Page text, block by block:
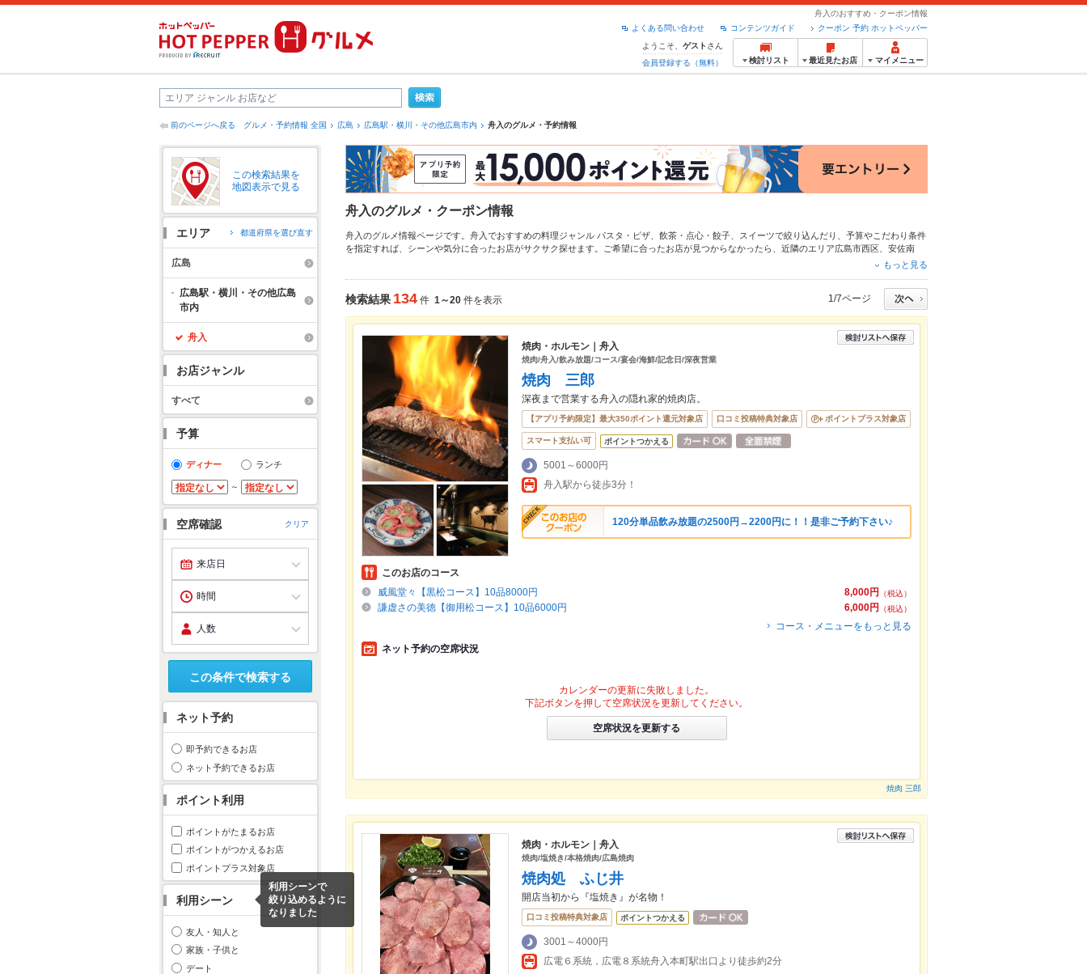
舟入のおすすめ・クーポン情報
クーポン 予約 ホットペッパー
コンテンツガイド
よくある問い合わせ
ようこそ、 ゲスト さん
会員登録する（無料）
検討リスト 最近見たお店 マイメニュー
前のページへ戻る グルメ・予約情報 全国 広島 広島駅・横川・その他広島市内 舟入のグルメ・予約情報
この検索結果を
地図表示で見る
エリア 都道府県を選び直す
広島
広島駅・横川・その他広島
市内
舟入
お店ジャンル
すべて
予算
ディナー ランチ
～
空席確認 クリア
この条件で検索する
ネット予約
即予約できるお店
ネット予約できるお店
ポイント利用
ポイントがたまるお店
ポイントがつかえるお店
ポイントプラス対象店
利用シーン
利用シーンで
絞り込めるように
なりました
友人・知人と
家族・子供と
デート
舟入のグルメ・クーポン情報
舟入のグルメ情報ページです。舟入でおすすめの料理ジャンル パスタ・ピザ 飲茶・点心・餃子 スイーツで絞り込んだり、予算やこだわり条件
を指定すれば、シーンや気分に合ったお店がサクサク探せます。ご希望に合ったお店が見つからなかったら、近隣のエリア広島市西区
安佐南
、パンケー
もっと見る
検索結果 134 件 1～20 件を表示 1/7ページ
焼肉・ホルモン｜舟入
焼肉/舟入/飲み放題/コース/宴会/海鮮/記念日/深夜営業
焼肉 三郎
深夜まで営業する舟入の隠れ家的焼肉店。
【アプリ予約限定】最大350ポイント還元対象店 口コミ投稿特典対象店 ポイントプラス対象店
スマート支払い可 ポイントつかえる
5001～6000円
舟入駅から徒歩3分！
120分単品飲み放題の2500円→2200円に！！是非ご予約下さい♪
このお店のコース
8,000円
（税込）
威風堂々【黒松コース】10品8000円
6,000円
（税込）
謙虚さの美徳【御用松コース】10品6000円
コース・メニューをもっと見る
ネット予約の空席状況
カレンダーの更新に失敗しました。
下記ボタンを押して空席状況を更新してください。
空席状況を更新する
焼肉 三郎
焼肉・ホルモン｜舟入
焼肉/塩焼き/本格焼肉/広島焼肉
焼肉処 ふじ井
開店当初から『塩焼き』が名物！
口コミ投稿特典対象店 ポイントつかえる
3001～4000円
広電６系統，広電８系統舟入本町駅出口より徒歩約2分